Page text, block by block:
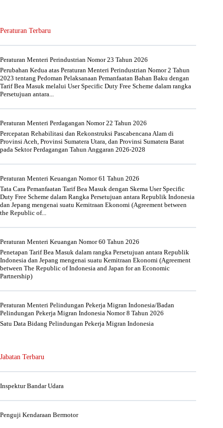
Peraturan Terbaru
Peraturan Menteri Perindustrian Nomor 23 Tahun 2026
Perubahan Kedua atas Peraturan Menteri Perindustrian Nomor 2 Tahun
2023 tentang Pedoman Pelaksanaan Pemanfaatan Bahan Baku dengan
Tarif Bea Masuk melalui User Specific Duty Free Scheme dalam rangka
Persetujuan antara...
Peraturan Menteri Perdagangan Nomor 22 Tahun 2026
Percepatan Rehabilitasi dan Rekonstruksi Pascabencana Alam di
Provinsi Aceh, Provinsi Sumatera Utara, dan Provinsi Sumatera Barat
pada Sektor Perdagangan Tahun Anggaran 2026-2028
Peraturan Menteri Keuangan Nomor 61 Tahun 2026
Tata Cara Pemanfaatan Tarif Bea Masuk dengan Skema User Specific
Duty Free Scheme dalam Rangka Persetujuan antara Republik Indonesia
dan Jepang mengenai suatu Kemitraan Ekonomi (Agreement between
the Republic of...
Peraturan Menteri Keuangan Nomor 60 Tahun 2026
Penetapan Tarif Bea Masuk dalam rangka Persetujuan antara Republik
Indonesia dan Jepang mengenai suatu Kemitraan Ekonomi (Agreement
between The Republic of Indonesia and Japan for an Economic
Partnership)
Peraturan Menteri Pelindungan Pekerja Migran Indonesia/Badan
Pelindungan Pekerja Migran Indonesia Nomor 8 Tahun 2026
Satu Data Bidang Pelindungan Pekerja Migran Indonesia
Jabatan Terbaru
Inspektur Bandar Udara
Penguji Kendaraan Bermotor